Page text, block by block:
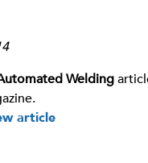
Welding
article